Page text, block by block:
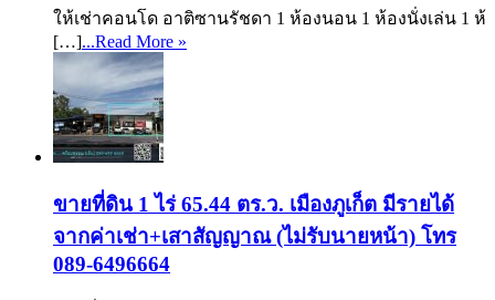
ให้เช่าคอนโด อาติซานรัชดา 1 ห้องนอน 1 ห้องนั่งเล่น 1 ห้
[…]...Read More »
ขายที่ดิน 1 ไร่ 65.44 ตร.ว. เมืองภูเก็ต มีรายได้
จากค่าเช่า+เสาสัญญาณ (ไม่รับนายหน้า) โทร
089-6496664